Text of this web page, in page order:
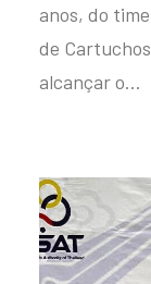
anos, do
de
alcançar o…